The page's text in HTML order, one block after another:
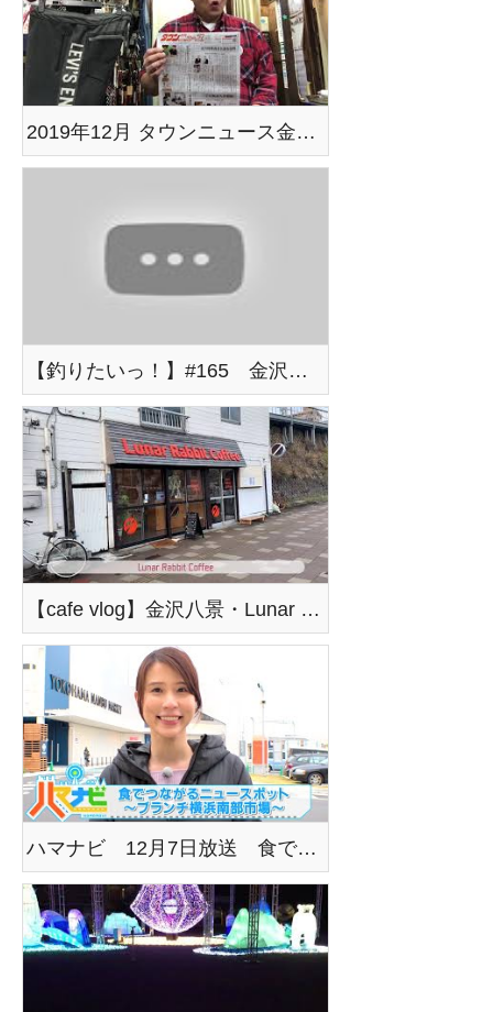
2019年12月 タウンニュース金沢区磯子区版に載りました 横浜ジーパンのトップ
【釣りたいっ！】#165 金沢八景から出船して東京湾で五目釣りに挑戦！（2019年12月号）
【cafe vlog】金沢八景・Lunar Rabbit Coffee（ルナーラビットコーヒー）
ハマナビ 12月7日放送 食でつながるニュースポット～ブランチ横浜南部市場～